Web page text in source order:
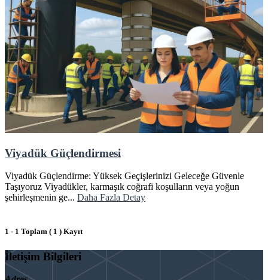
Viyadük Güçlendirmesi
Viyadük Güçlendirme: Yüksek Geçişlerinizi Geleceğe Güvenle
Taşıyoruz Viyadükler, karmaşık coğrafi koşulların veya yoğun
şehirleşmenin ge... Daha Fazla Detay
1 - 1 Toplam ( 1 ) Kayıt
İletişim Bilgileri